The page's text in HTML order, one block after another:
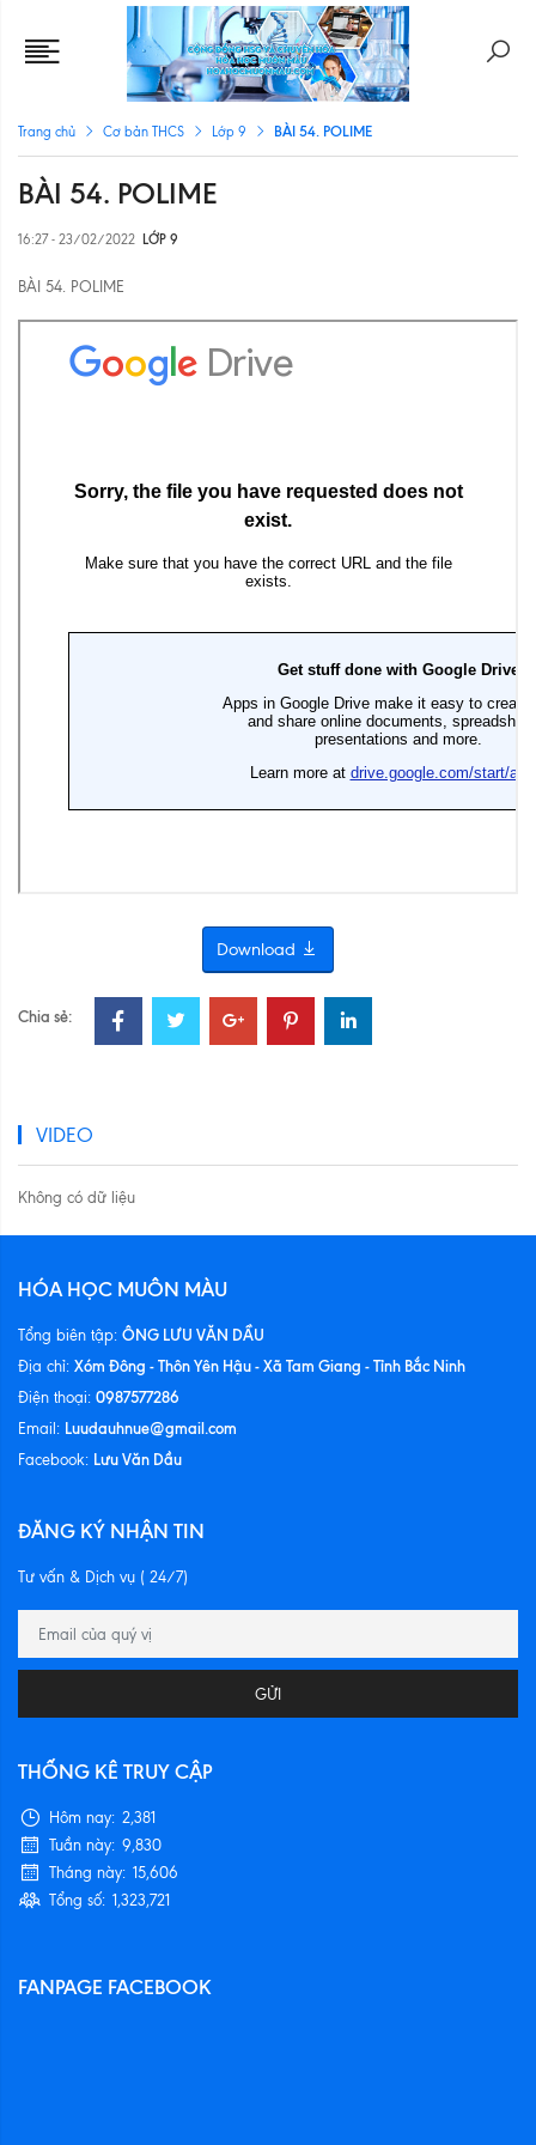
Trang chủ Cơ bản THCS Lớp 9 BÀI 54. POLIME
BÀI 54. POLIME
16:27 - 23/02/2022 LỚP 9
BÀI 54. POLIME
Download
Chia sẻ:
VIDEO
Không có dữ liệu
HÓA HỌC MUÔN MÀU
Tổng biên tập: ÔNG LƯU VĂN DẦU
Địa chỉ: Xóm Đông - Thôn Yên Hậu - Xã Tam Giang - Tỉnh Bắc Ninh
Điện thoại: 0987577286
Email: Luudauhnue@gmail.com
Facebook: Lưu Văn Dầu
ĐĂNG KÝ NHẬN TIN
Tư vấn & Dịch vụ ( 24/7)
GỬI
THỐNG KÊ TRUY CẬP
Hôm nay: 2,381
Tuần này: 9,830
Tháng này: 15,606
Tổng số: 1,323,721
FANPAGE FACEBOOK